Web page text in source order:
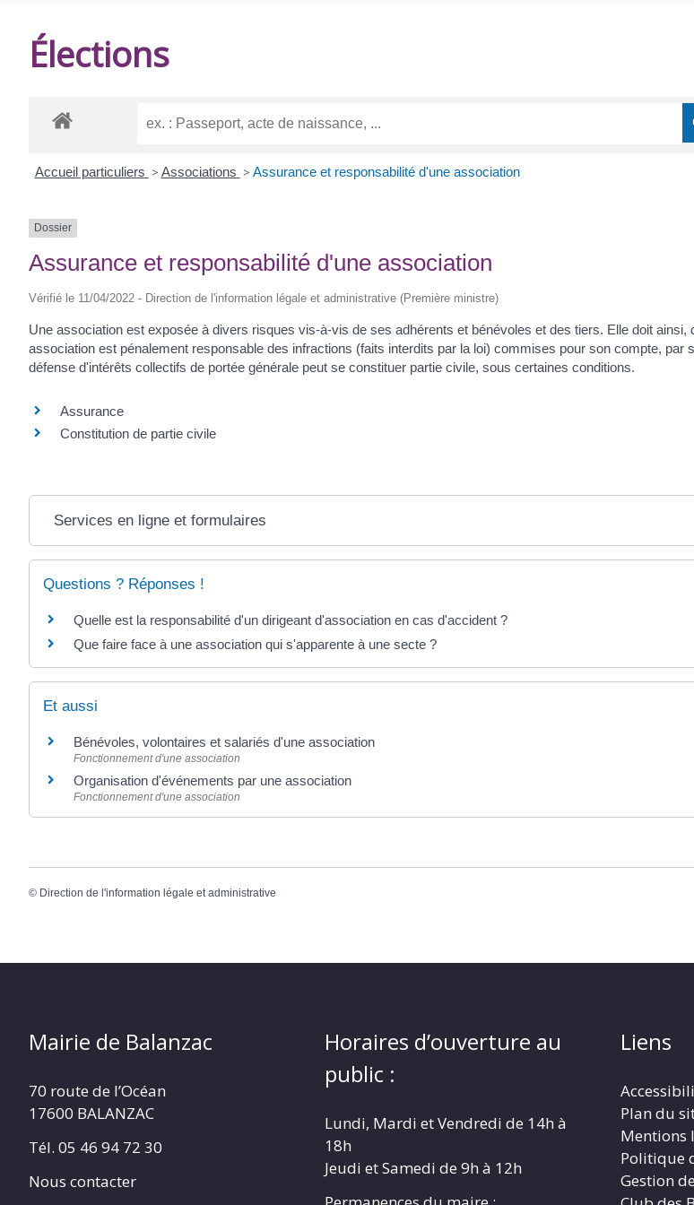
Élections
Accueil particuliers > Associations > Assurance et responsabilité d'une association
Dossier
Assurance et responsabilité d'une association
Vérifié le 11/04/2022 - Direction de l'information légale et administrative (Première ministre)
Une association est exposée à divers risques vis-à-vis de ses adhérents et bénévoles et des tiers. Elle doit
association est pénalement responsable des infractions (faits interdits par la loi) commises pour son compte,
défense d'intérêts collectifs de portée générale peut se constituer partie civile, sous certaines conditions.
Assurance
Constitution de partie civile
Services en ligne et formulaires
Questions ? Réponses !
Quelle est la responsabilité d'un dirigeant d'association en cas d'accident ?
Que faire face à une association qui s'apparente à une secte ?
Et aussi
Bénévoles, volontaires et salariés d'une association
Fonctionnement d'une association
Organisation d'événements par une association
Fonctionnement d'une association
© Direction de l'information légale et administrative
Mairie de Balanzac
70 route de l’Océan
17600 BALANZAC
Tél. 05 46 94 72 30
Nous contacter
Horaires d’ouverture au
public :
Lundi, Mardi et Vendredi de 14h à
18h
Jeudi et Samedi de 9h à 12h
Liens
Plan du
Mentions
Politique
Gestion